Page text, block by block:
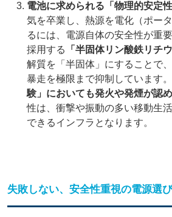
電池に求められる「物理的安定性
気を卒業し、熱源を電化（ポー
るには、電源自体の安全性が重
採用する
「半固体リン酸鉄リチ
解質を「半固体」にすることで
暴走を極限まで抑制しています
験」においても発火や発煙が認
性は、衝撃や振動の多い移動生
できるインフラとなります。
失敗しない、安全性重視の電源選